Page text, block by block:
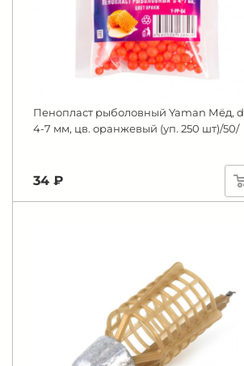
Пенопласт рыболовный Yaman Мёд, d
4-7 мм, цв. оранжевый (уп. 250 шт)/50/
34 ₽